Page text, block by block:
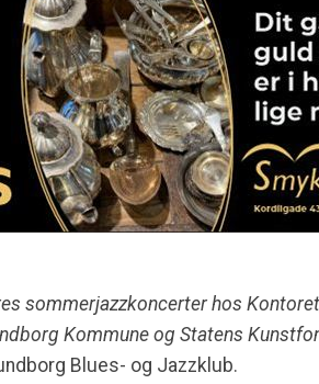
sommerjazzkoncerter hos
Kommune og Statens
Blues- og Jazzklub.